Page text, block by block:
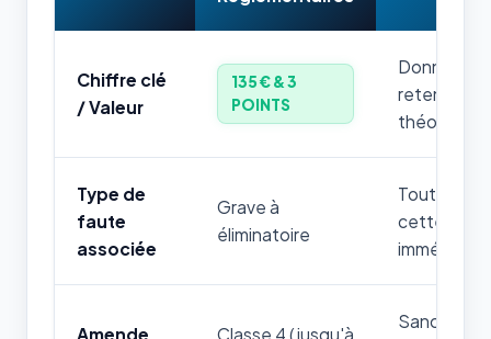
Chiffre clé
/ Valeur
135 € & 3
POINTS
Donnée
retenir par
théorique.
Type de
faute
associée
Grave à
éliminatoire
Toute
cette
Amende
Classe 4 (jusqu'à
Sanction